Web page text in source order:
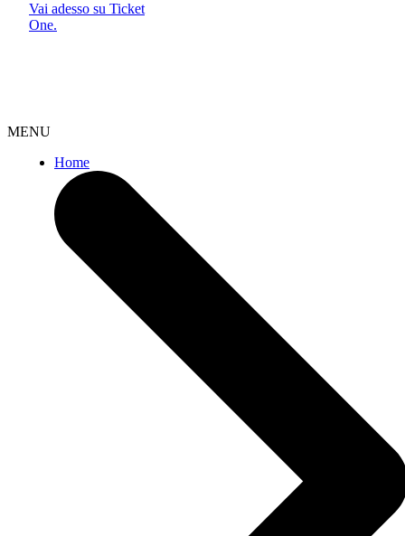
Vai adesso su Ticket
One.
MENU
Home